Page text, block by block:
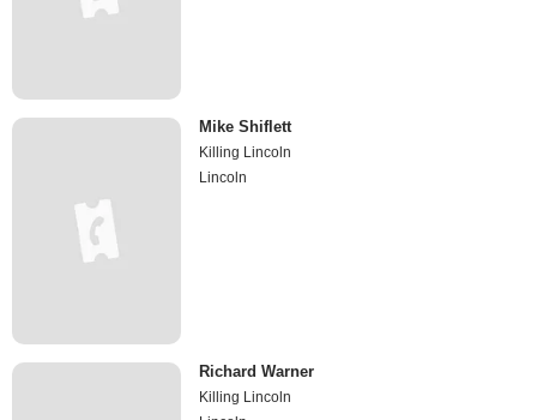
Mike Shiflett
Killing Lincoln
Lincoln
Richard Warner
Killing Lincoln